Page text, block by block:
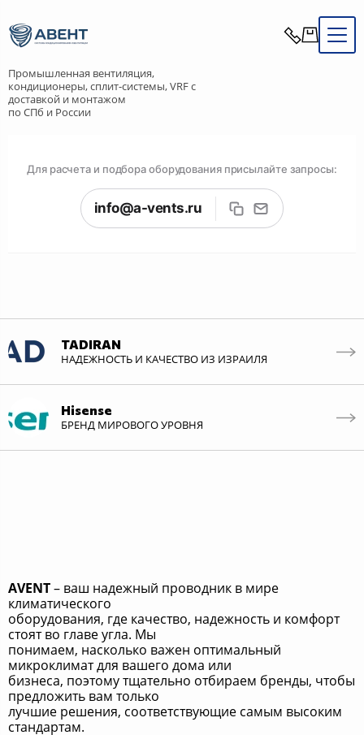
Промышленная вентиляция,
кондиционеры, сплит-системы, VRF с
доставкой и монтажом
по СПб и России
Для расчета и подбора оборудования присылайте запросы:
info@a-vents.ru
TADIRAN
НАДЕЖНОСТЬ И КАЧЕСТВО ИЗ ИЗРАИЛЯ
Hisense
БРЕНД МИРОВОГО УРОВНЯ
AVENT– ваш надежный проводник в мире
климатического
оборудования, где качество, надежность и комфорт
стоят во главе угла. Мы
понимаем, насколько важен оптимальный
микроклимат для вашего дома или
бизнеса, поэтому тщательно отбираем бренды, чтобы
предложить вам только
лучшие решения, соответствующие самым высоким
стандартам.